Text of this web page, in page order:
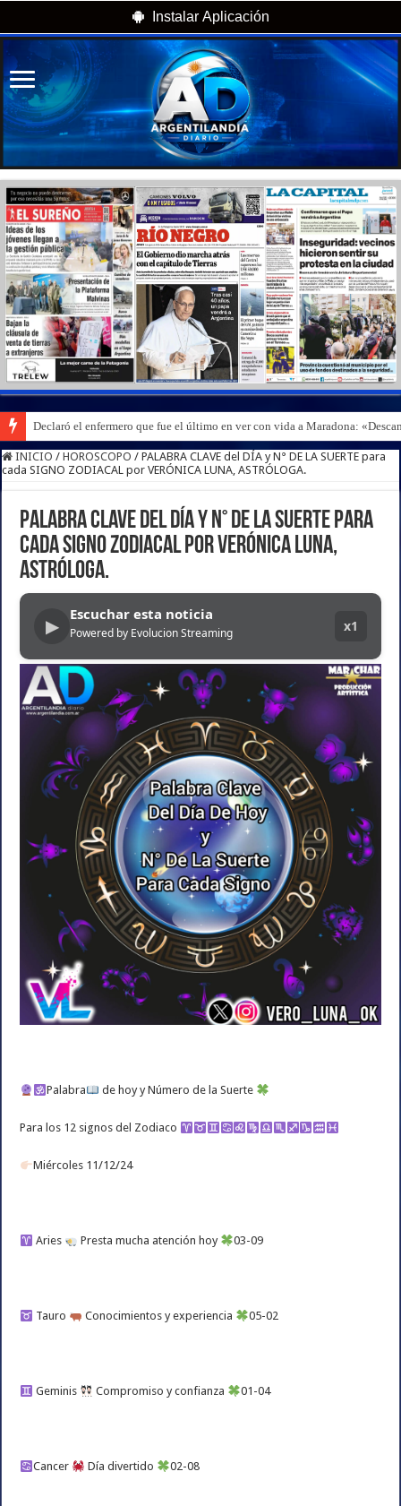
Instalar Aplicación
Declaró el enfermero que fue el último en ver con vida a Maradona:
INICIO / HOROSCOPO / PALABRA CLAVE del DÍA y N° DE LA SUERTE para
cada SIGNO ZODIACAL por VERÓNICA LUNA, ASTRÓLOGA.
PALABRA CLAVE del DÍA y N° DE LA SUERTE para
cada SIGNO ZODIACAL por VERÓNICA LUNA,
ASTRÓLOGA.
▶
Escuchar esta noticia
Powered by Evolucion Streaming x1
Palabra de hoy y Número de la Suerte
Para los 12 signos del Zodiaco
Miércoles 11/12/24
Aries Presta mucha atención hoy 03-09
Tauro Conocimientos y experiencia 05-02
Geminis Compromiso y confianza 01-04
Cancer Día divertido 02-08